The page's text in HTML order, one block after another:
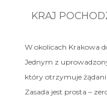
KRAJ
W okolicach Krakowa
Jednym z
który otrzymuje
Zasada jest prosta –